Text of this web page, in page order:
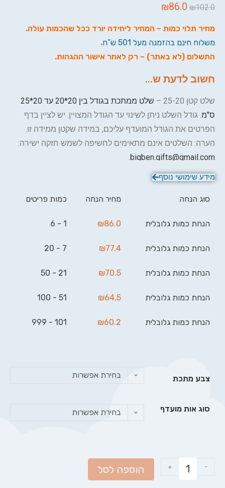
₪102.0
₪86.0
מחיר תלוי כמות – המחיר ליחידה יורד ככל שהכמות עולה.
משלוח חינם בהזמנה מעל 501 ש”ח
.
התשלום (לא באתר) – רק לאחר אישור ההגהות.
חשוב לדעת ש...
שלט קטן 25-20 –
שלט ממתכת בגודל בין 20*20 עד 20*25
ס"מ. גודל השלט ניתן לשינוי עד הגודל המצויין. יש לציין בדף
הפרטים את הגודל המועדף עליכם, במידה שקטן ממידה זו.
הערה: השלטים אינם מתאימים לחשיפה לשמש חזקה ישירה:
bigben.gifts@gmail.com
.
מידע שימושי נוסף
סוג הנחה מחיר הנחה כמות פריטים
הנחת כמות גלובלית ₪86.0
1 - 6
הנחת כמות גלובלית ₪77.4
7 - 20
הנחת כמות גלובלית ₪70.5
21 - 50
הנחת כמות גלובלית ₪64.5
51 - 100
הנחת כמות גלובלית ₪60.2
101 - 999
צבע מתכת בחירת אפשרות
סוג אות מועדף בחירת אפשרות
-
+ הוספה לסל